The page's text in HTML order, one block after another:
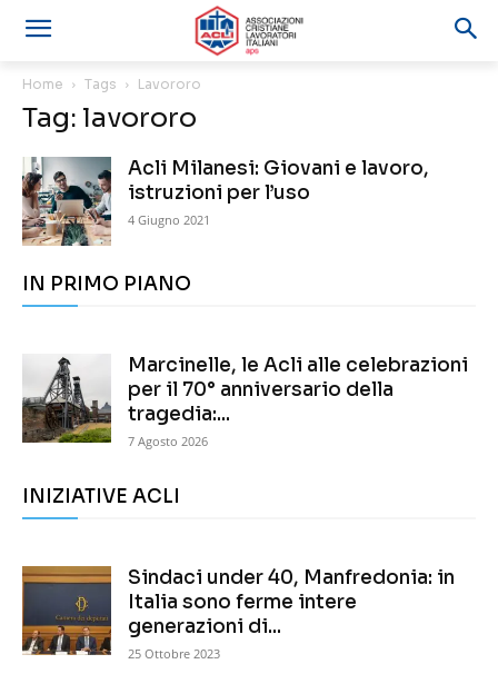
Home Tags Lavororo
Tag: lavororo
Acli Milanesi: Giovani e lavoro,
istruzioni per l’uso
4 Giugno 2021
IN PRIMO PIANO
Marcinelle, le Acli alle celebrazioni
per il 70° anniversario della
tragedia:...
7 Agosto 2026
INIZIATIVE ACLI
Sindaci under 40, Manfredonia: in
Italia sono ferme intere
generazioni di...
25 Ottobre 2023